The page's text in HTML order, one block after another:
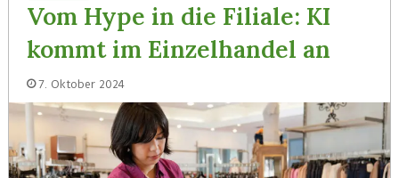
Vom Hype in die Filiale: KI
kommt im Einzelhandel an
7. Oktober 2024